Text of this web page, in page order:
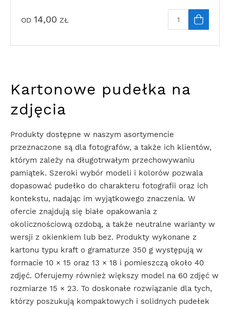
OD 14,00 ZŁ
Kartonowe pudełka na
zdjęcia
Produkty dostępne w naszym asortymencie
przeznaczone są dla fotografów, a także ich klientów,
którym zależy na długotrwałym przechowywaniu
pamiątek. Szeroki wybór modeli i kolorów pozwala
dopasować pudełko do charakteru fotografii oraz ich
kontekstu, nadając im wyjątkowego znaczenia. W
ofercie znajdują się białe opakowania z
okolicznościową ozdobą, a także neutralne warianty w
wersji z okienkiem lub bez. Produkty wykonane z
kartonu typu kraft o gramaturze 350 g występują w
formacie 10 × 15 oraz 13 × 18 i pomieszczą około 40
zdjęć. Oferujemy również większy model na 60 zdjęć w
rozmiarze 15 × 23. To doskonałe rozwiązanie dla tych,
którzy poszukują kompaktowych i solidnych pudełek